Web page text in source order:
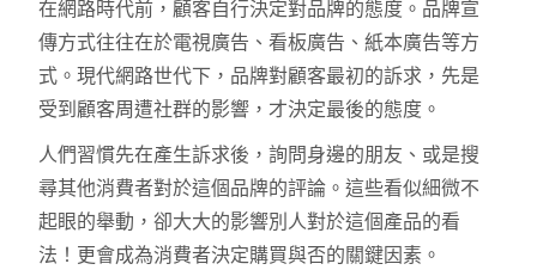
在網路時代前，顧客自行決定對品牌的態度。品牌宣
傳方式往往在於電視廣告、看板廣告、紙本廣告等方
式。現代網路世代下，品牌對顧客最初的訴求，先是
受到顧客周遭社群的影響，才決定最後的態度。
人們習慣先在產生訴求後，詢問身邊的朋友、或是搜
尋其他消費者對於這個品牌的評論。這些看似細微不
起眼的舉動，卻大大的影響別人對於這個產品的看
法！更會成為消費者決定購買與否的關鍵因素。